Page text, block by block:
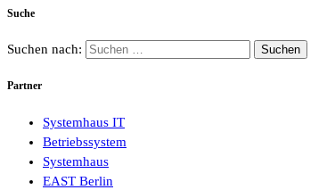
Suche
Suchen nach:
Partner
Systemhaus IT
Betriebssystem
Systemhaus
EAST Berlin